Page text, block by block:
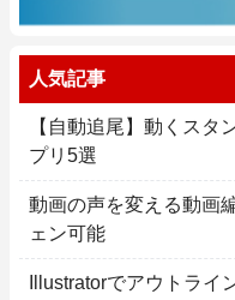
人気記事
【自動追尾】動くスタ
プリ5選
動画の声を変える動画
ェン可能
Illustratorでアウトライ